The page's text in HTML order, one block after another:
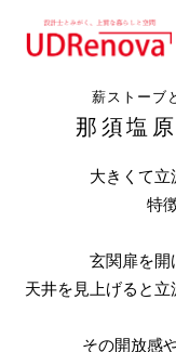
薪ストーブ
那須塩
大きくて立
特
玄関扉を開
天井を見上げると立
その開放感